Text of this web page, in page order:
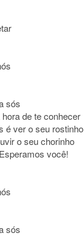
sós
de te conhecer
é ver o seu rostinho
o seu chorinho
você!
sós